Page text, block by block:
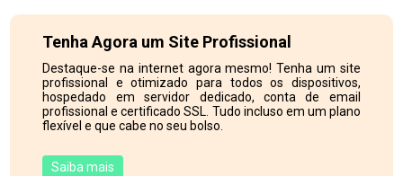
Tenha Agora um Site Profissional
Destaque-se na internet agora mesmo! Tenha um site
profissional e otimizado para todos os dispositivos,
hospedado em servidor dedicado, conta de email
profissional e certificado SSL. Tudo incluso em um plano
flexível e que cabe no seu bolso.
Saiba mais